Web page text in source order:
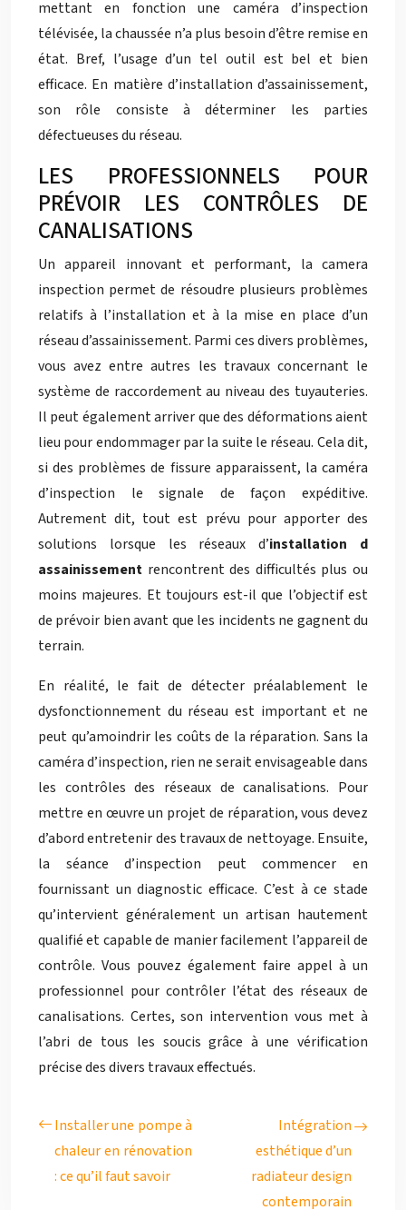
mettant en fonction une caméra d’inspection
télévisée, la chaussée n’a plus besoin d’être remise en
état. Bref, l’usage d’un tel outil est bel et bien
efficace. En matière d’installation d’assainissement,
son rôle consiste à déterminer les parties
défectueuses du réseau.
LES PROFESSIONNELS POUR
PRÉVOIR LES CONTRÔLES DE
CANALISATIONS
Un appareil innovant et performant, la camera
inspection permet de résoudre plusieurs problèmes
relatifs à l’installation et à la mise en place d’un
réseau d’assainissement. Parmi ces divers problèmes,
vous avez entre autres les travaux concernant le
système de raccordement au niveau des tuyauteries.
Il peut également arriver que des déformations aient
lieu pour endommager par la suite le réseau. Cela dit,
si des problèmes de fissure apparaissent, la caméra
d’inspection le signale de façon expéditive.
Autrement dit, tout est prévu pour apporter des
solutions lorsque les réseaux d’installation d
assainissement rencontrent des difficultés plus ou
moins majeures. Et toujours est-il que l’objectif est
de prévoir bien avant que les incidents ne gagnent du
terrain.
En réalité, le fait de détecter préalablement le
dysfonctionnement du réseau est important et ne
peut qu’amoindrir les coûts de la réparation. Sans la
caméra d’inspection, rien ne serait envisageable dans
les contrôles des réseaux de canalisations. Pour
mettre en œuvre un projet de réparation, vous devez
d’abord entretenir des travaux de nettoyage. Ensuite,
la séance d’inspection peut commencer en
fournissant un diagnostic efficace. C’est à ce stade
qu’intervient généralement un artisan hautement
qualifié et capable de manier facilement l’appareil de
contrôle. Vous pouvez également faire appel à un
professionnel pour contrôler l’état des réseaux de
canalisations. Certes, son intervention vous met à
l’abri de tous les soucis grâce à une vérification
précise des divers travaux effectués.
Installer une pompe à
chaleur en rénovation
: ce qu’il faut savoir
Intégration
esthétique d’un
radiateur design
contemporain